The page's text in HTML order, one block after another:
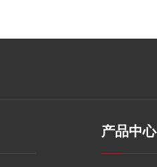
产品中心